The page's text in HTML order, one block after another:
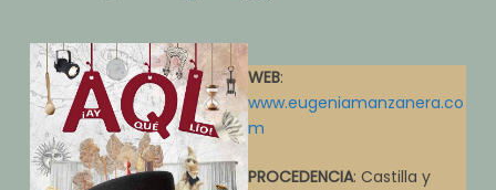
WEB:
www.eugeniamanzanera.co
m
PROCEDENCIA: Castilla y